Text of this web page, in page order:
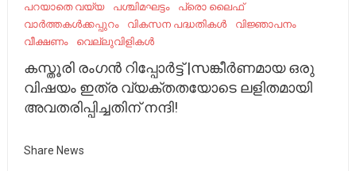
പറയാതെ വയ്യ
പശ്ചിമഘട്ടം
പ്രൊ ലൈഫ്
വാർത്തകൾക്കപ്പുറം
വികസന പദ്ധതികള്‍
വിജ്ഞാപനം
വീക്ഷണം
വെല്ലുവിളികൾ
കസ്തൂരി രംഗൻ റിപ്പോർട്ട് |സങ്കീർണമായ ഒരു
വിഷയം ഇത്ര വ്യക്തതയോടെ ലളിതമായി
അവതരിപ്പിച്ചതിന് നന്ദി!
Share News